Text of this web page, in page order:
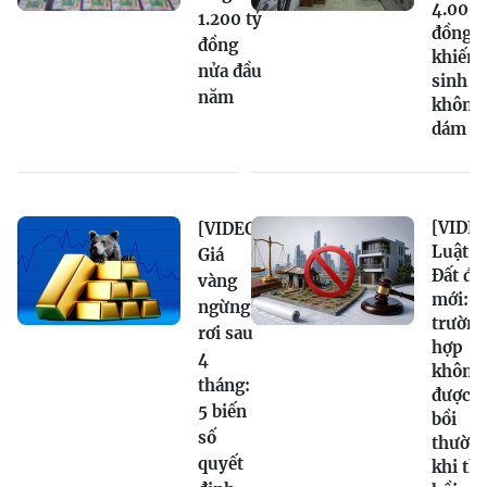
1.200 tỷ
đồng
nửa đầu
năm
4.000
đồng/
khiến
sinh
không
dám
[VIDEO]
Giá
vàng
ngừng
rơi sau
4
tháng:
5 biến
số
quyết
Luật
Đất đai
mới: 9
trường
hợp
không
được
bồi
khi